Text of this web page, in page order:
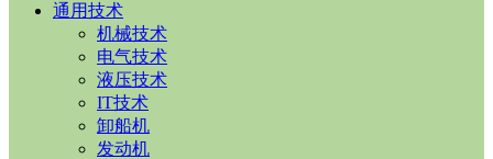
通用技术
机械技术
电气技术
液压技术
IT技术
卸船机
发动机